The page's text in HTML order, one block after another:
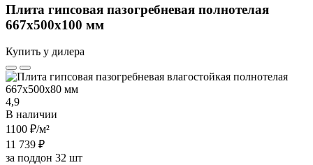
Плита гипсовая пазогребневая полнотелая
667х500х100 мм
Купить у дилера
4,9
В наличии
1100 ₽/м²
11 739 ₽
за поддон 32 шт